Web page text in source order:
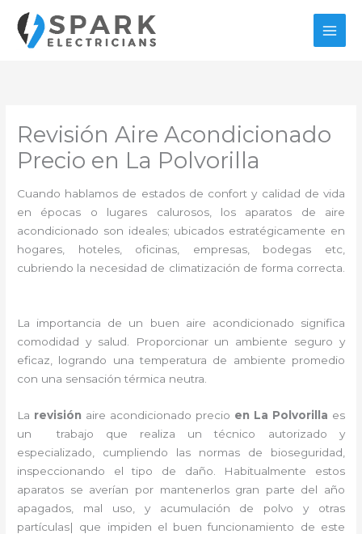
contenido
Revisión Aire Acondicionado
Precio en La Polvorilla
Cuando hablamos de estados de confort y calidad de vida
en épocas o lugares calurosos, los aparatos de aire
acondicionado son ideales; ubicados estratégicamente en
hogares, hoteles, oficinas, empresas, bodegas etc,
cubriendo la necesidad de climatización de forma correcta.
La importancia de un buen aire acondicionado significa
comodidad y salud. Proporcionar un ambiente seguro y
eficaz, logrando una temperatura de ambiente promedio
con una sensación térmica neutra.
La revisión aire acondicionado precio en La Polvorilla es
un
trabajo que realiza un técnico autorizado y
especializado, cumpliendo las normas de bioseguridad,
inspeccionando el tipo de daño. Habitualmente estos
aparatos se averían por mantenerlos gran parte del año
apagados, mal uso, y acumulación de polvo y otras
partículas| que impiden el buen funcionamiento de este